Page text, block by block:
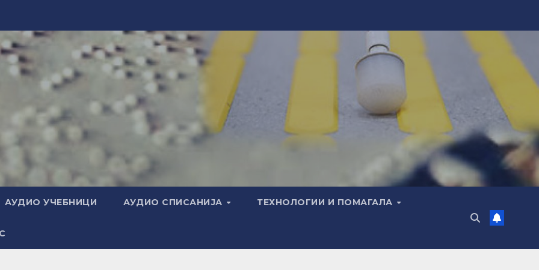
АУДИО УЧЕБНИЦИ АУДИО СПИСАНИЈА ТЕХНОЛОГИИ И ПОМАГАЛА